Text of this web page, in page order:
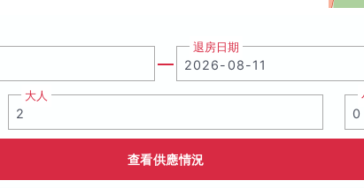
退房日期
大人
查看供應情況